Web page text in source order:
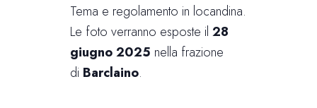
Tema e regolamento in locandina.
Le foto verranno esposte il 28
giugno 2025 nella frazione
di Barclaino.